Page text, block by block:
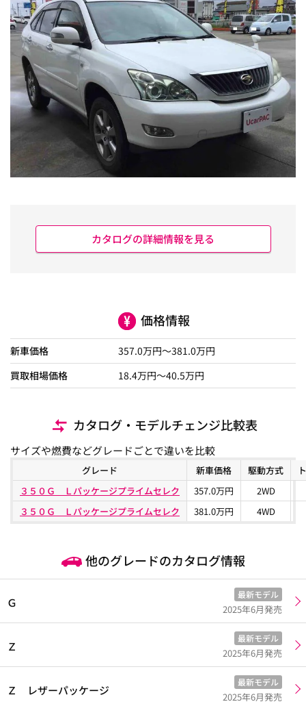
カタログの詳細情報を見る
価格情報
新車価格 357.0万円～381.0万円
買取相場価格
18.4万円〜40.5万円
カタログ・モデルチェンジ比較表
サイズや燃費などグレードごとで違いを比較
グレード 新車価格 駆動方式
３５０Ｇ Ｌパッケージプライムセレク
357.0万円
2WD
３５０Ｇ Ｌパッケージプライムセレク
381.0万円 4WD
他のグレードのカタログ情報
Ｇ
最新モデル
2025年6月発売
Ｚ
最新モデル
2025年6月発売
Ｚ レザーパッケージ
最新モデル
2025年6月発売